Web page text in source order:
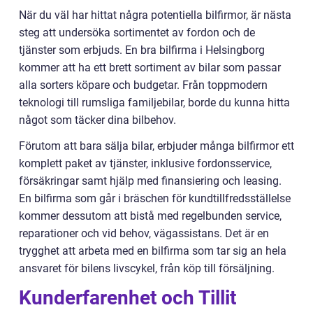
När du väl har hittat några potentiella bilfirmor, är nästa
steg att undersöka sortimentet av fordon och de
tjänster som erbjuds. En bra bilfirma i Helsingborg
kommer att ha ett brett sortiment av bilar som passar
alla sorters köpare och budgetar. Från toppmodern
teknologi till rumsliga familjebilar, borde du kunna hitta
något som täcker dina bilbehov.
Förutom att bara sälja bilar, erbjuder många bilfirmor ett
komplett paket av tjänster, inklusive fordonsservice,
försäkringar samt hjälp med finansiering och leasing.
En bilfirma som går i bräschen för kundtillfredsställelse
kommer dessutom att bistå med regelbunden service,
reparationer och vid behov, vägassistans. Det är en
trygghet att arbeta med en bilfirma som tar sig an hela
ansvaret för bilens livscykel, från köp till försäljning.
Kunderfarenhet och Tillit